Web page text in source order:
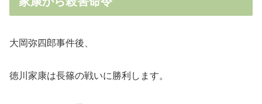
大岡弥四郎事件後、
徳川家康は長篠の戦いに勝利します。